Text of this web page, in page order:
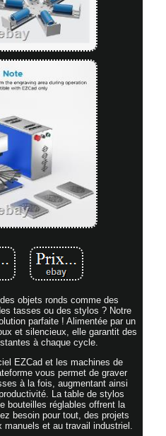
objets ronds comme des
tasses ou des stylos ? Notre
parfaite ! Alimentée par un
et silencieux, elle garantit des
à chaque cycle.
EZCad et les machines de
vous permet de graver
à la fois, augmentant ainsi
La table de stylos
bouteilles réglables offrent la
besoin pour tout, des projets
manuels et au travail industriel.